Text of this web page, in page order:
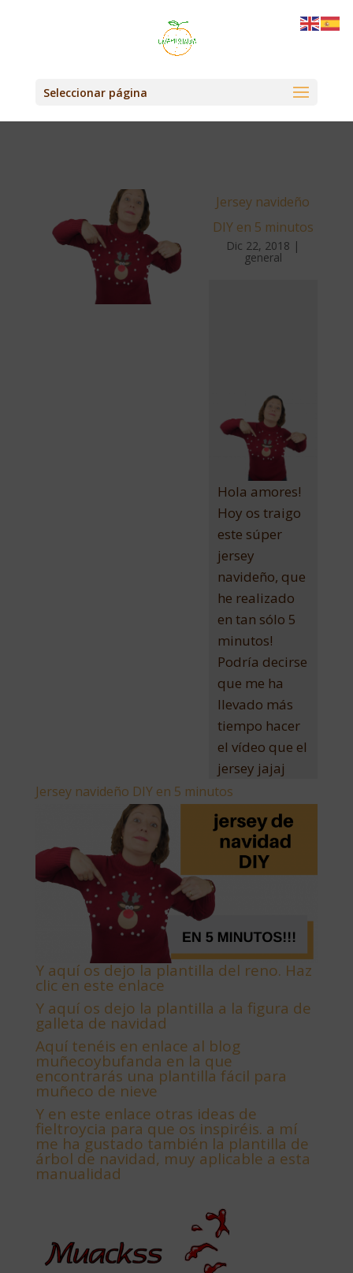
Seleccionar página
Jersey navideño
DIY en 5 minutos
Dic 22, 2018 |
general
Hola amores!
Hoy os traigo
este súper
jersey
navideño, que
he realizado
en tan sólo 5
minutos!
Podría decirse
que me ha
llevado más
tiempo hacer
el vídeo que el
jersey jajaj
Jersey navideño DIY en 5 minutos
Y aquí os dejo la plantilla del reno. Haz
clic en este enlace
Y aquí os dejo la plantilla a la figura de
galleta de navidad
Aquí tenéis en enlace al blog
muñecoybufanda en la que
encontrarás una plantilla fácil para
muñeco de nieve
Y en este enlace otras ideas de
fieltroycia para que os inspiréis. a mí
me ha gustado también la plantilla de
árbol de navidad, muy aplicable a esta
manualidad